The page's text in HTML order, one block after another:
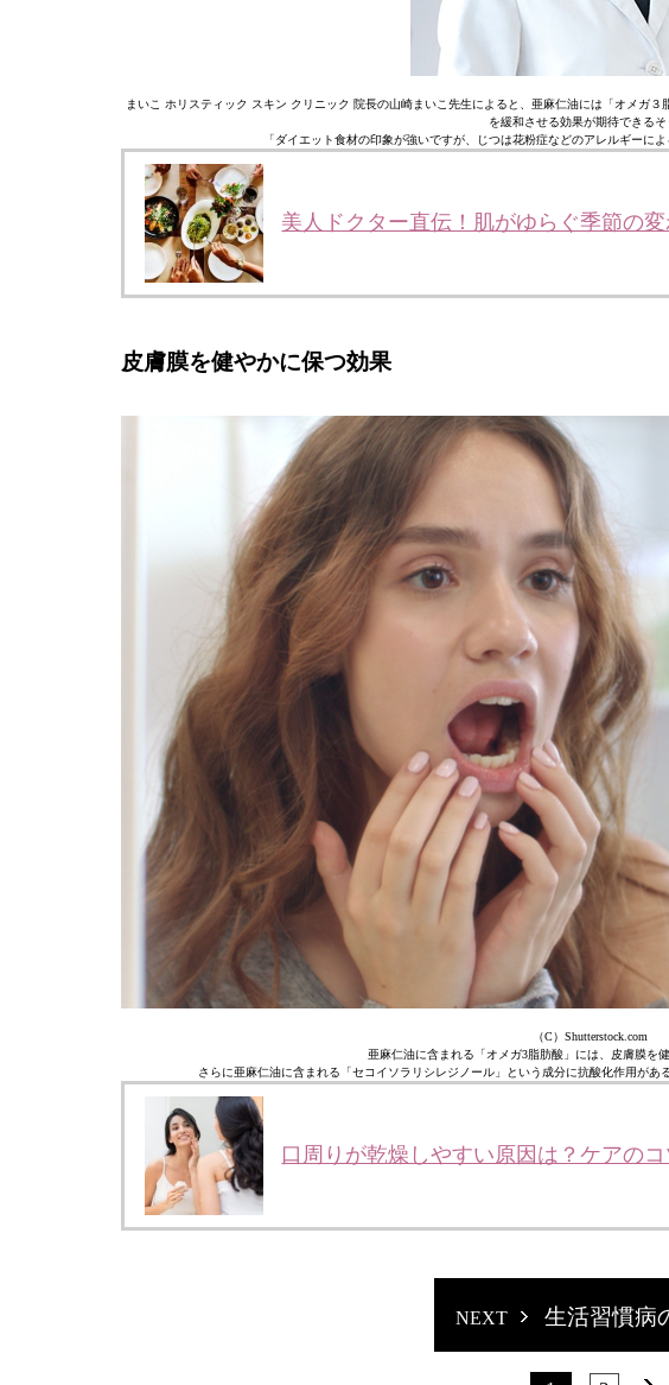
まいこ ホリスティック スキン クリニック 院長の山崎まいこ先生によると、亜麻仁油には「オメガ
を緩和させる効果が期待できるそ
「ダイエット食材の印象が強いですが、じつは花粉症などのアレルギーに
美人ドクター直伝！肌がゆらぐ季節の
皮膚膜を健やかに保つ効果
（C）Shutterstock.com
亜麻仁油に含まれる「オメガ3脂肪酸」には、皮膚膜を
さらに亜麻仁油に含まれる「セコイソラリシレジノール」という成分に抗酸化作用があ
口周りが乾燥しやすい原因は？ケアの
生活習慣病